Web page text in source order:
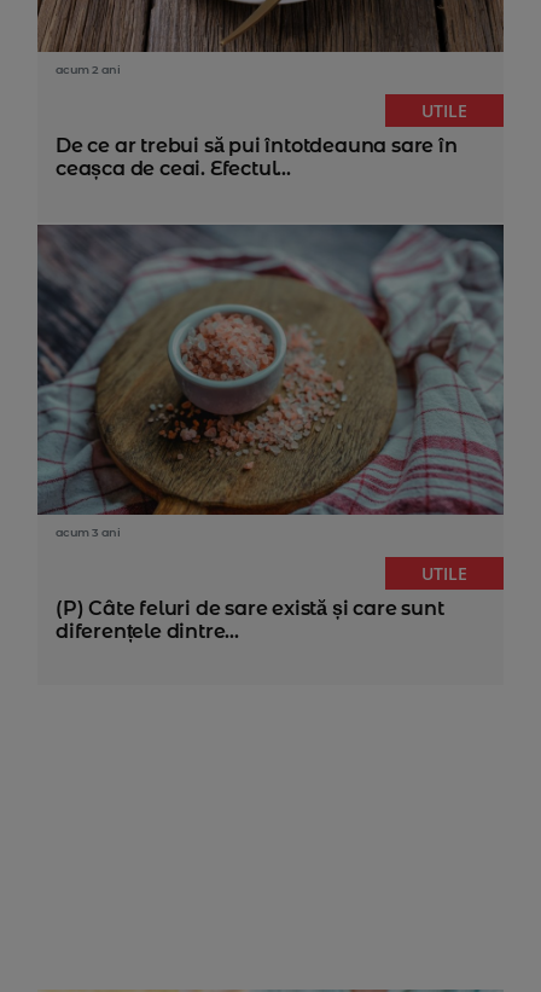
acum 2 ani
UTILE
De ce ar trebui să pui întotdeauna sare în
ceașca de ceai. Efectul...
acum 3 ani
UTILE
(P) Câte feluri de sare există și care sunt
diferențele dintre...